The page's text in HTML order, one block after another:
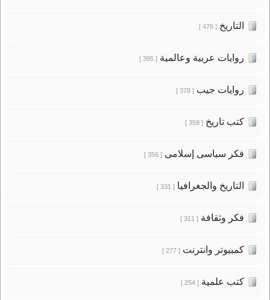
التاريخ[ 478 ]
روايات عربية وعالمية[ 395 ]
روايات جيب[ 378 ]
كتب تاريخ[ 359 ]
فكر سياسى إسلامى[ 356 ]
التاريخ والجغرافيا[ 331 ]
فكر وثقافة[ 311 ]
كمبيوتر وانترنت[ 277 ]
كتب علمية[ 254 ]